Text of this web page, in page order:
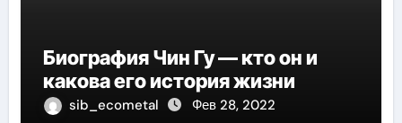
Биография Чин Гу — кто он и
какова его история жизни
sib_ecometal Фев 28, 2022